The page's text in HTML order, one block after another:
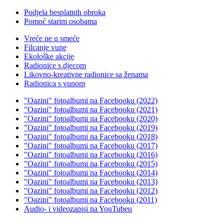
Podjela besplatnih obroka
Pomoć starim osobama
Vreće ne u smeće
Filcanje vune
Ekološke akcije
Radionice s djecom
Likovno-kreativne radionice sa ženama
Radionica s vunom
"Oazini" fotoalbumi na Facebooku (2022)
"Oazini" fotoalbumi na Facebooku (2021)
"Oazini" fotoalbumi na Facebooku (2020)
"Oazini" fotoalbumi na Facebooku (2019)
"Oazini" fotoalbumi na Facebooku (2018)
"Oazini" fotoalbumi na Facebooku (2017)
"Oazini" fotoalbumi na Facebooku (2016)
"Oazini" fotoalbumi na Facebooku (2015)
"Oazini" fotoalbumi na Facebooku (2014)
"Oazini" fotoalbumi na Facebooku (2013)
"Oazini" fotoalbumi na Facebooku (2012)
"Oazini" fotoalbumi na Facebooku (2011)
Audio- i videozapisi na YouTubeu